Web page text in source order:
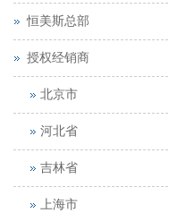
恒美斯总部
授权经销商
北京市
河北省
吉林省
上海市